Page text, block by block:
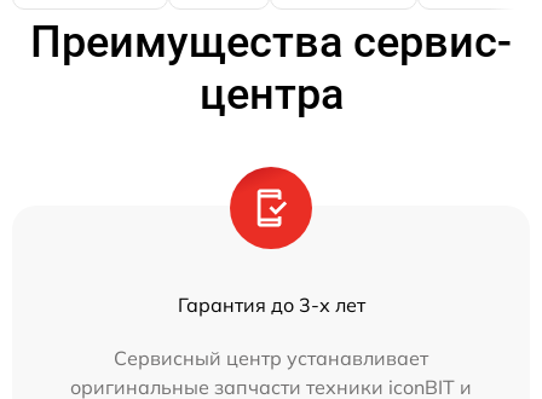
Преимущества сервис-
центра
Гарантия до 3-х лет
Сервисный центр устанавливает
оригинальные запчасти техники iconBIT и